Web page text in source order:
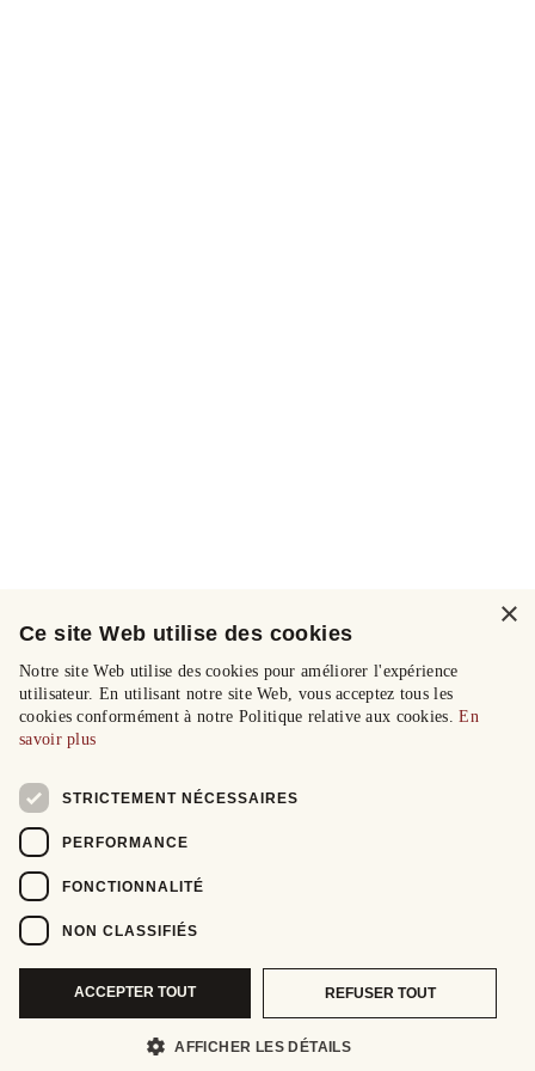
×
Ce site Web utilise des cookies
Notre site Web utilise des cookies pour améliorer l'expérience
utilisateur. En utilisant notre site Web, vous acceptez tous les
cookies conformément à notre Politique relative aux cookies.En
savoir plus
STRICTEMENT NÉCESSAIRES
PERFORMANCE
FONCTIONNALITÉ
NON CLASSIFIÉS
ACCEPTER TOUT REFUSER TOUT
AFFICHER LES DÉTAILS